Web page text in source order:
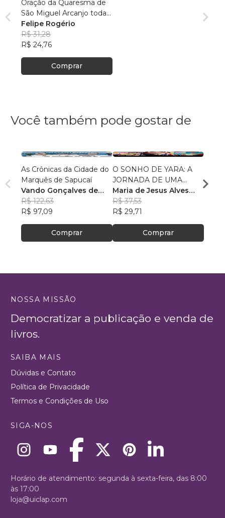
Oração da Quaresma de
São Miguel Arcanjo todas
orações l
Felipe Rogério
R$ 31,28
R$ 24,76
Comprar
Você também pode gostar de
As Crônicas da Cidade do
Marquês de Sapucaí
Vando Gonçalves de
Araújo
R$ 122,63
R$ 97,09
Comprar
O SONHO DE YARA: A
JORNADA DE UMA
MENINA INDÍGENA
Maria de Jesus Alves
dos Santos
R$ 37,53
R$ 29,71
Comprar
R$
NOSSA MISSÃO
Democratizar a publicação e venda de
livros.
SAIBA MAIS
Dúvidas e Contato
Política de Privacidade
Termos e Condições de Uso
SIGA-NOS
Horário de atendimento: segunda à sexta-feira, das 8:00
às 17:00
loja@uiclap.com